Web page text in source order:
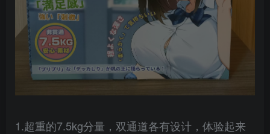
1.超重的7.5kg分量，双通道各有设计，体验起来